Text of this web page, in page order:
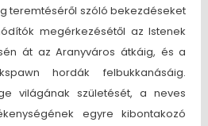
teremtéséről szóló bekezdéseket
megérkezésétől az Istenek
át az Aranyváros átkáig, és a
hordák felbukkanásáig.
világának születését, a neves
egyre kibontakozó